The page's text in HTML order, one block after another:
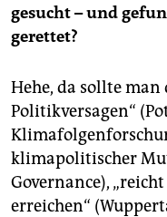
gesucht – und
gerettet?
Hehe, da sollte man
Politikversagen“
klimapolitischer
Governance),
erreichen“